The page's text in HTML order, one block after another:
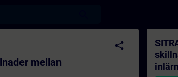
inlärningsformaten -
share
mellan